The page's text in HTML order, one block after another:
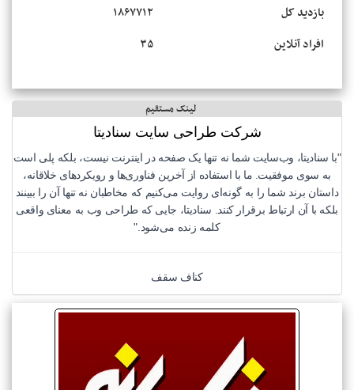
بازدید کل
۱۸۶۷۷۱۲
افراد آنلاین
۳۵
لینک مستقیم
شرکت طراحی سایت سنادیتا
"با سنادیتا، وب‌سایت شما نه تنها یک صفحه در اینترنت نیست، بلکه پلی است
به سوی موفقیت. ما با استفاده از آخرین فناوری‌ها و رویکردهای خلاقانه،
داستان برند شما را به گونه‌ای روایت می‌کنیم که مخاطبان نه تنها آن را ببینند
بلکه با آن ارتباط برقرار کنند. سنادیتا، جایی که طراحی وب به معنای واقعی
کلمه زنده می‌شود."
کناف سقف